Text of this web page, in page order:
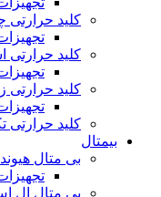
کلید حرارتی
کلید حرارتی
کلید حرارتی
کلید حرارتی
بیمتال
بی متال
بی متال ال